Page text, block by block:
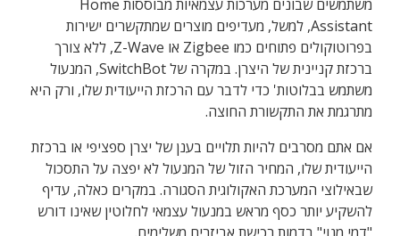
משתמשים שבונים מערכות עצמאיות מבוססות Home
Assistant, למשל, מעדיפים מוצרים שמתקשרים ישירות
בפרוטוקולים פתוחים כמו Zigbee או Z-Wave, ללא צורך
ברכזת קניינית של היצרן. במקרה של SwitchBot, המנעול
משתמש בבלוטות' כדי לדבר עם הרכזת הייעודית שלו, ורק היא
מתרגמת את התקשורת החוצה.
אם אתם מסרבים להיות תלויים בענן של יצרן ספציפי או ברכזת
הייעודית שלו, המחיר הזול של המנעול לא יפצה על התסכול
שבאילוצי המערכת האקולוגית הסגורה. במקרים כאלה, עדיף
להשקיע יותר כסף מראש במנעול עצמאי לחלוטין שאינו דורש